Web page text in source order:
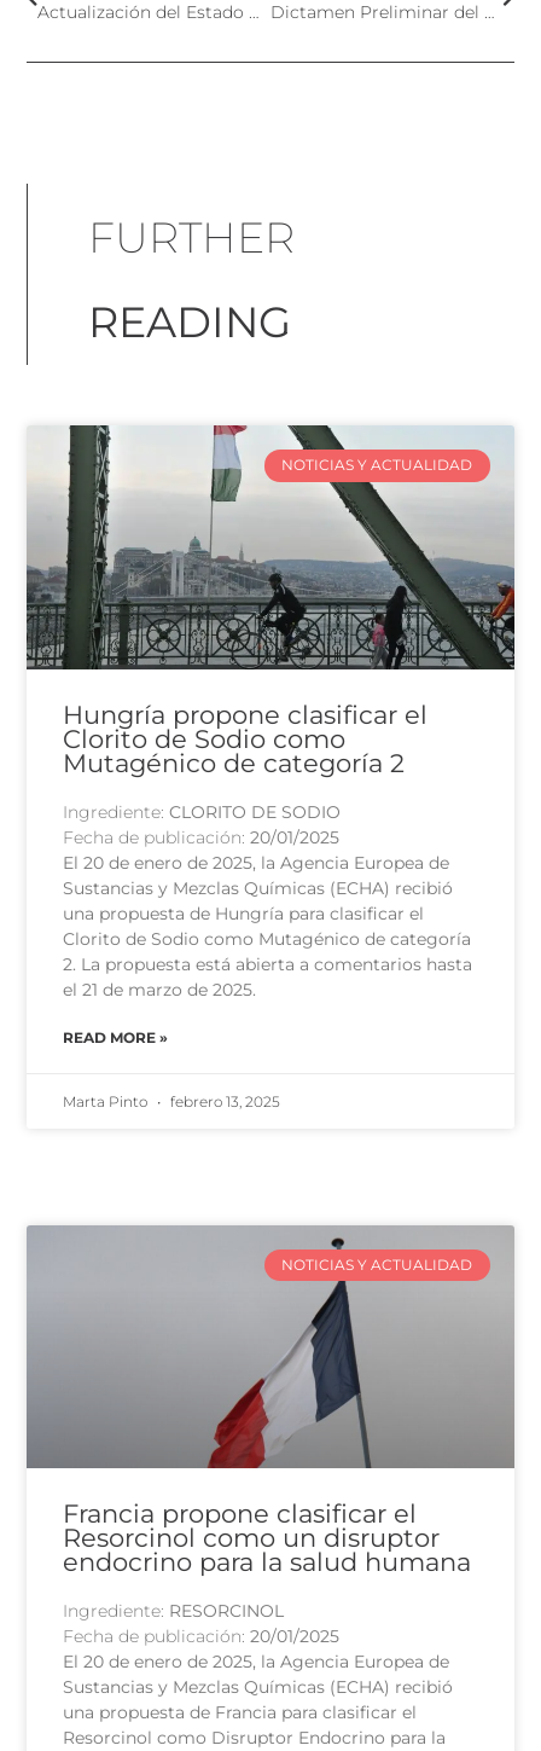
Actualización del Estado de la EUDAMED – 2021 Dictamen Preliminar del SCCS sobre el Hidroxitolueno Butilado (BHT)
FURTHER
READING
NOTICIAS Y ACTUALIDAD
Hungría propone clasificar el
Clorito de Sodio como
Mutagénico de categoría 2
Ingrediente:CLORITO DE SODIO
Fecha de publicación:20/01/2025
El 20 de enero de 2025, la Agencia Europea de
Sustancias y Mezclas Químicas (ECHA) recibió
una propuesta de Hungría para clasificar el
Clorito de Sodio como Mutagénico de categoría
2. La propuesta está abierta a comentarios hasta
el 21 de marzo de 2025.
READ MORE »
Marta Pinto febrero 13, 2025
NOTICIAS Y ACTUALIDAD
Francia propone clasificar el
Resorcinol como un disruptor
endocrino para la salud humana
Ingrediente: RESORCINOL
Fecha de publicación:20/01/2025
El 20 de enero de 2025, la Agencia Europea de
Sustancias y Mezclas Químicas (ECHA) recibió
una propuesta de Francia para clasificar el
Resorcinol como Disruptor Endocrino para la